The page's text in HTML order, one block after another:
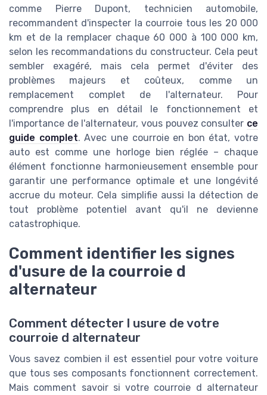
comme Pierre Dupont, technicien automobile,
recommandent d'inspecter la courroie tous les 20 000
km et de la remplacer chaque 60 000 à 100 000 km,
selon les recommandations du constructeur. Cela peut
sembler exagéré, mais cela permet d'éviter des
problèmes majeurs et coûteux, comme un
remplacement complet de l'alternateur. Pour
comprendre plus en détail le fonctionnement et
l'importance de l'alternateur, vous pouvez consulter ce
guide complet. Avec une courroie en bon état, votre
auto est comme une horloge bien réglée – chaque
élément fonctionne harmonieusement ensemble pour
garantir une performance optimale et une longévité
accrue du moteur. Cela simplifie aussi la détection de
tout problème potentiel avant qu'il ne devienne
catastrophique.
Comment identifier les signes
d'usure de la courroie d
alternateur
Comment détecter l usure de votre
courroie d alternateur
Vous savez combien il est essentiel pour votre voiture
que tous ses composants fonctionnent correctement.
Mais comment savoir si votre courroie d alternateur